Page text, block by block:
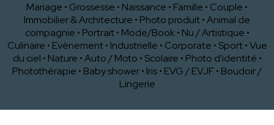
Mariage • Grossesse • Naissance • Famille • Couple •
Immobilier & Architecture • Photo produit•Animal de
compagnie • Portrait • Mode/Book • Nu / Artistique •
Culinaire • Evènement • Industrielle • Corporate • Sport •Vue
du ciel • Nature •Auto / Moto • Scolaire • Photo d'identité •
Photothérapie • Baby shower• Iris• EVG / EVJF• Boudoir /
Lingerie